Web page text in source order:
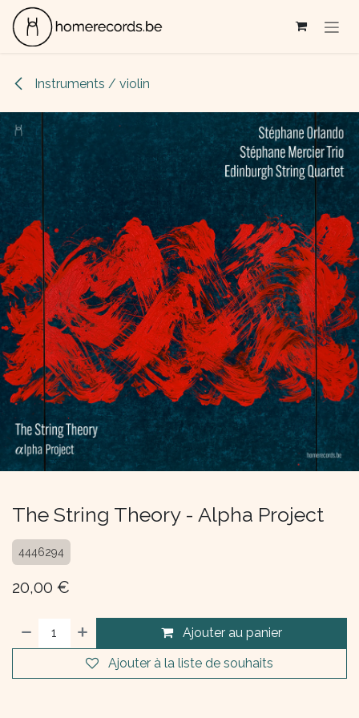
Se rendre au contenu
Instruments / violin
The String Theory - Alpha Project
4446294
20,00 €
Ajouter au panier
Ajouter à la liste de souhaits